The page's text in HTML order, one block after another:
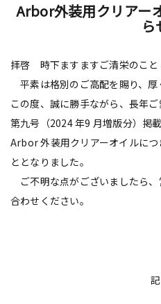
Arbor外装用クリアー
ら
拝啓 時下ますますご清栄のこと
平素は格別のご高配を賜り、厚
この度、誠に勝手ながら、長年
第九号（2024 年9 月増版分）掲
Arbor 外装用クリアーオイルに
ととなりました。
ご不明な点がございましたら
合わせください。
記